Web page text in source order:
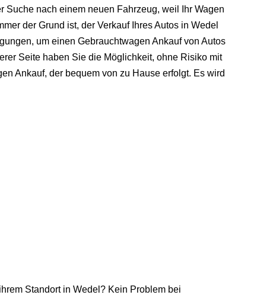
nach einem neuen Fahrzeug, weil Ihr Wagen
der Grund ist, der Verkauf Ihres Autos in Wedel
um einen Gebrauchtwagen Ankauf von Autos
Seite haben Sie die Möglichkeit, ohne Risiko mit
Ankauf, der bequem von zu Hause erfolgt. Es wird
Standort in Wedel? Kein Problem bei